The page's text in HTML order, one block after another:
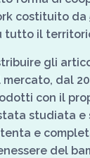
costituito da
tutto il
gli
dal
con il
studiata
e
del